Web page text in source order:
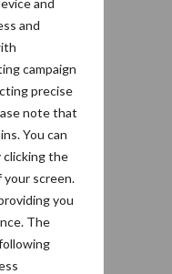
and
and
campaign
precise
note that
You can
clicking the
screen.
you
The